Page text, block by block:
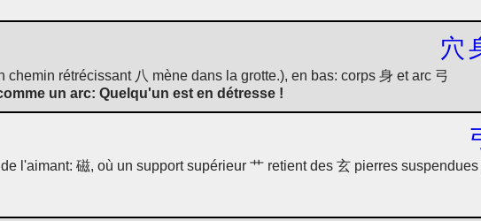
穴
chemin rétrécissant 八 mène dans la grotte.), en bas: corps 身 et arc 弓
un arc: Quelqu'un est en détresse !
l'aimant: 磁, où un support supérieur 艹 retient des 玄 pierres